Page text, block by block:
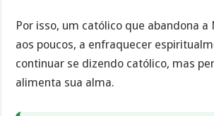
Por isso, um católico que abandona a
aos poucos, a enfraquecer
continuar se dizendo católico, mas
alimenta sua alma.